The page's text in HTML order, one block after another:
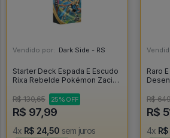
Vendido por: Dark Side - RS
Starter Deck Espada E Escudo
Rixa Rebelde Pokémon Zacian
R$ 130,65
25% OFF
R$ 97,99
4x R$ 24,50 sem juros
Raro
R$
R$
4x